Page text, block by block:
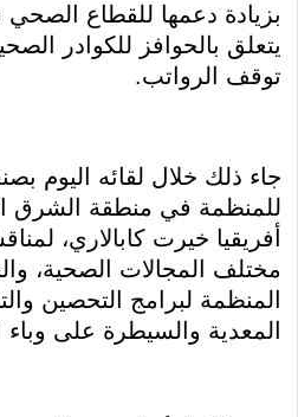
بزيادة دعمها للقطاع
يتعلق بالحوافز للكوادر
توقف الرواتب.
جاء ذلك خلال لقائه اليوم
للمنظمة في منطقة الشرق
أفريقيا خيرت كابالاري،
مختلف المجالات الصحية،
المنظمة لبرامج التحصين
المعدية والسيطرة على وباء